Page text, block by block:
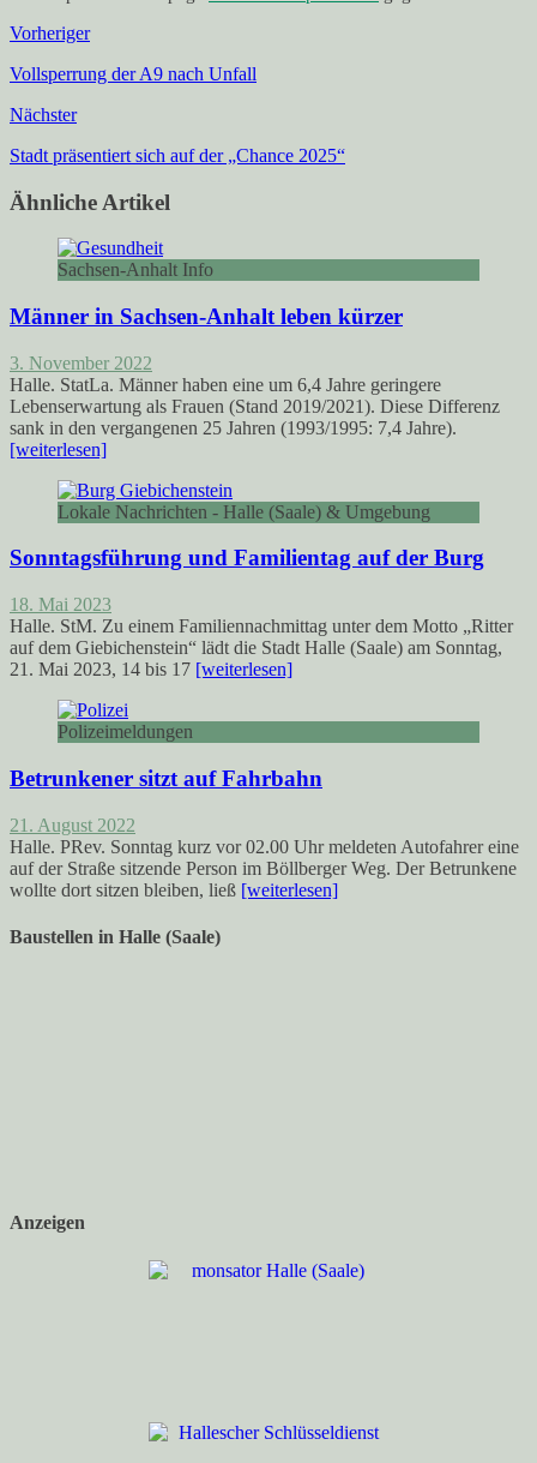
Vorheriger
Vollsperrung der A9 nach Unfall
Nächster
Stadt präsentiert sich auf der „Chance 2025“
Ähnliche Artikel
Sachsen-Anhalt Info
Männer in Sachsen-Anhalt leben kürzer
3. November 2022
Halle. StatLa. Männer haben eine um 6,4 Jahre geringere
Lebenserwartung als Frauen (Stand 2019/2021). Diese Differenz
sank in den vergangenen 25 Jahren (1993/1995: 7,4 Jahre).
[weiterlesen]
Lokale Nachrichten - Halle (Saale) & Umgebung
Sonntagsführung und Familientag auf der Burg
18. Mai 2023
Halle. StM. Zu einem Familiennachmittag unter dem Motto „Ritter
auf dem Giebichenstein“ lädt die Stadt Halle (Saale) am Sonntag,
21. Mai 2023, 14 bis 17 [weiterlesen]
Polizeimeldungen
Betrunkener sitzt auf Fahrbahn
21. August 2022
Halle. PRev. Sonntag kurz vor 02.00 Uhr meldeten Autofahrer eine
auf der Straße sitzende Person im Böllberger Weg. Der Betrunkene
wollte dort sitzen bleiben, ließ [weiterlesen]
Baustellen in Halle (Saale)
Anzeigen